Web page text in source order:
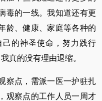
毒的一线。我知道还有更
龄、健康、家庭等各种的
的神圣使命，努力践行
真的没有理由退缩。
察点，需派一医一护驻扎
观察点的工作人员一周才